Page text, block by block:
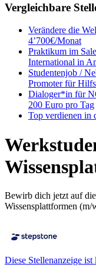
Vergleichbare
Verändere die
4’700€/Monat
Praktikum im
International in
Studentenjob /
Promoter für
Dialoger*in für
200 Euro pro Tag
Top verdienen in
Bewirb dich jetzt auf
Wissensplattformen (m/
Diese Stellenanzeige